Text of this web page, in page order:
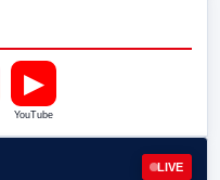
▶
YouTube
LIVE